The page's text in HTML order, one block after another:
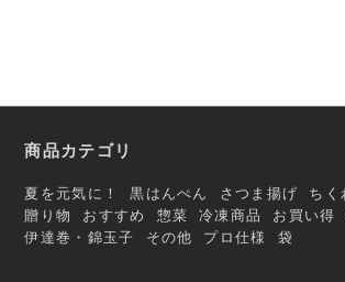
商品カテゴリ
夏を元気に！ 黒はんぺん さつま揚げ ちく
贈り物
おすすめ 惣菜 冷凍商品 お買い得
伊達巻・錦玉子
その他 プロ仕様 袋